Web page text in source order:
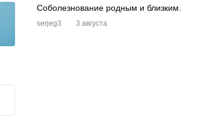
Соболезнование родным и близким.
serjeg3 3 августа